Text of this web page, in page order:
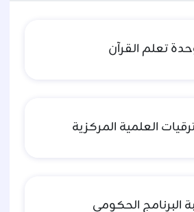
تعلم القرآن
العلمية المركزية
البرنامج الحكومي